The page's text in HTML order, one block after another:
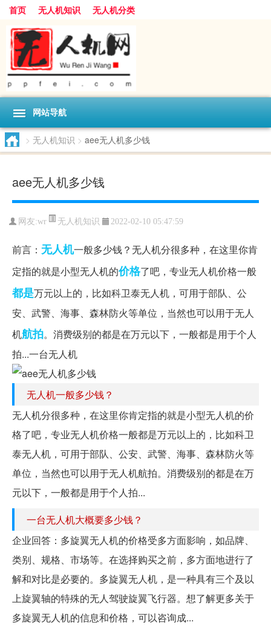
首页 无人机知识 无人机分类
网站导航
> 无人机知识 > aee无人机多少钱
aee无人机多少钱
网友:wr 无人机知识 2022-02-10 05:47:59
前言： 无人机一般多少钱？无人机分很多种，在这里你肯
定指的就是小型无人机的价格了吧，专业无人机价格一般
都是万元以上的，比如科卫泰无人机，可用于部队、公
安、武警、海事、森林防火等单位，当然也可以用于无人
机航拍。消费级别的都是在万元以下，一般都是用于个人
拍...一台无人机
无人机一般多少钱？
无人机分很多种，在这里你肯定指的就是小型无人机的价
格了吧，专业无人机价格一般都是万元以上的，比如科卫
泰无人机，可用于部队、公安、武警、海事、森林防火等
单位，当然也可以用于无人机航拍。消费级别的都是在万
元以下，一般都是用于个人拍...
一台无人机大概要多少钱？
企业回答：多旋翼无人机的价格受多方面影响，如品牌、
类别、规格、市场等。在选择购买之前，多方面地进行了
解和对比是必要的。多旋翼无人机，是一种具有三个及以
上旋翼轴的特殊的无人驾驶旋翼飞行器。想了解更多关于
多旋翼无人机的信息和价格，可以咨询成...